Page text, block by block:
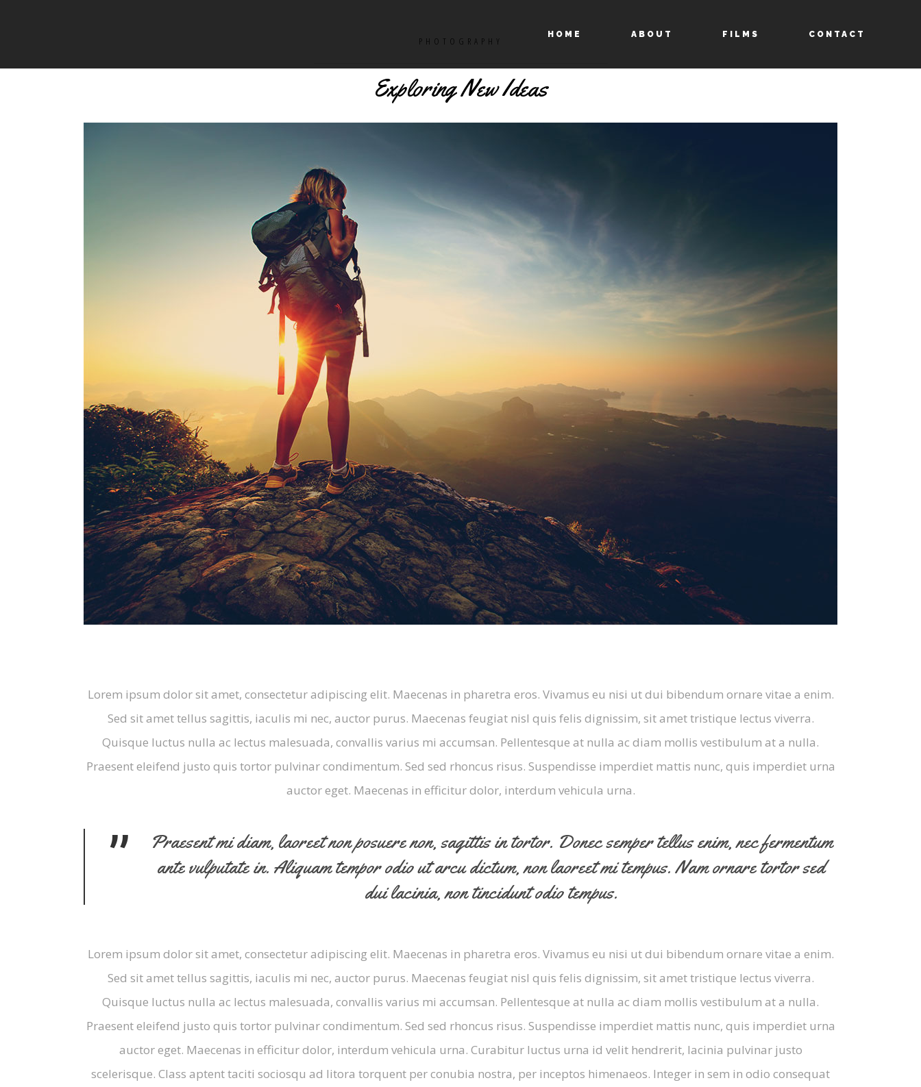
HOME ABOUT FILMS CONTACT
PHOTOGRAPHY
Exploring New Ideas
Lorem ipsum dolor sit amet, consectetur adipiscing elit. Maecenas in pharetra eros. Vivamus eu nisi ut dui bibendum ornare vitae a enim.
Sed sit amet tellus sagittis, iaculis mi nec, auctor purus. Maecenas feugiat nisl quis felis dignissim, sit amet tristique lectus viverra.
Quisque luctus nulla ac lectus malesuada, convallis varius mi accumsan. Pellentesque at nulla ac diam mollis vestibulum at a nulla.
Praesent eleifend justo quis tortor pulvinar condimentum. Sed sed rhoncus risus. Suspendisse imperdiet mattis nunc, quis imperdiet urna
auctor eget. Maecenas in efficitur dolor, interdum vehicula urna.
”
Praesent mi diam, laoreet non posuere non, sagittis in tortor. Donec semper tellus enim, nec fermentum
ante vulputate in. Aliquam tempor odio ut arcu dictum, non laoreet mi tempus. Nam ornare tortor sed
dui lacinia, non tincidunt odio tempus.
Lorem ipsum dolor sit amet, consectetur adipiscing elit. Maecenas in pharetra eros. Vivamus eu nisi ut dui bibendum ornare vitae a enim.
Sed sit amet tellus sagittis, iaculis mi nec, auctor purus. Maecenas feugiat nisl quis felis dignissim, sit amet tristique lectus viverra.
Quisque luctus nulla ac lectus malesuada, convallis varius mi accumsan. Pellentesque at nulla ac diam mollis vestibulum at a nulla.
Praesent eleifend justo quis tortor pulvinar condimentum. Sed sed rhoncus risus. Suspendisse imperdiet mattis nunc, quis imperdiet urna
auctor eget. Maecenas in efficitur dolor, interdum vehicula urna. Curabitur luctus urna id velit hendrerit, lacinia pulvinar justo
scelerisque. Class aptent taciti sociosqu ad litora torquent per conubia nostra, per inceptos himenaeos. Integer in sem in odio consequat